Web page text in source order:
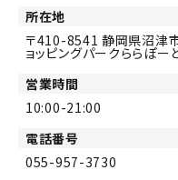
所在地
410-8541 静岡県沼津
ョッピングパークららぽ
営業時間
10:00-21:00
電話番号
055-957-3730